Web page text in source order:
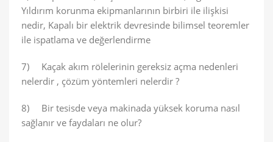
Yıldırım korunma ekipmanlarının birbiri ile ilişkisi
nedir, Kapalı bir elektrik devresinde bilimsel teoremler
ile ispatlama ve değerlendirme
7) Kaçak akım rölelerinin gereksiz açma nedenleri
nelerdir , çözüm yöntemleri nelerdir ?
8) Bir tesisde veya makinada yüksek koruma nasıl
sağlanır ve faydaları ne olur?